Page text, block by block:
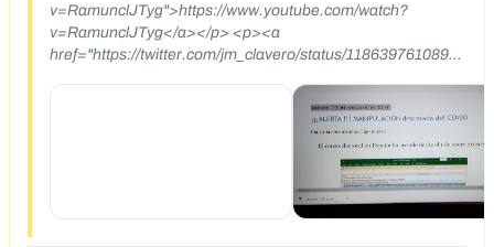
v=RamunclJTyg">https://www.youtube.com/watch?
v=RamunclJTyg</a></p> <p><a
href="https://twitter.com/jm_clavero/status/11863976108961